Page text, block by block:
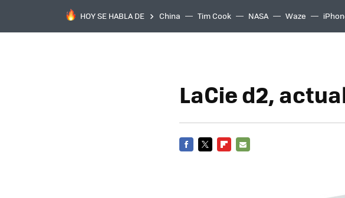
HOY SE HABLA DE China Tim Cook NASA Waze
LaCie d2,